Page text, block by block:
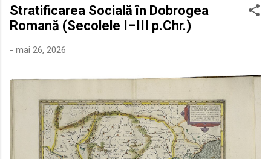
Stratificarea Socială în Dobrogea
Romană (Secolele I–III p.Chr.)
- mai 26, 2026